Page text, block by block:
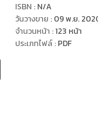
ISBN : N/A
วันวางขาย : 09 พ.ย.
จำนวนหน้า :123 หน้า
ประเภทไฟล์: PDF